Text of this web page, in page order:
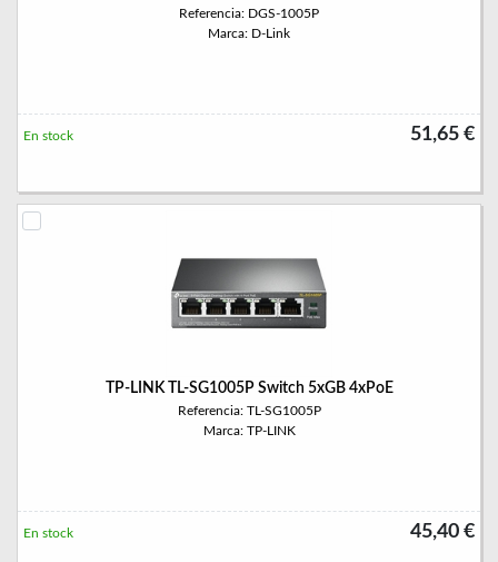
Referencia: DGS-1005P
Marca: D-Link
51,65 €
En stock
TP-LINK TL-SG1005P Switch 5xGB 4xPoE
Referencia: TL-SG1005P
Marca: TP-LINK
45,40 €
En stock